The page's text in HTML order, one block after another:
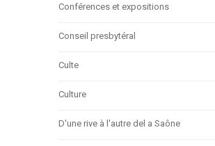
Conférences et expositions
Conseil presbytéral
Culte
Culture
D'une rive à l'autre del a Saône